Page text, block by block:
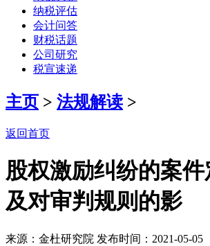
纳税评估
会计问答
财税话题
公司研究
税宣速递
主页 > 法规解读 >
返回首页
股权激励纠纷的案
及对审判规则的影
来源：金杜研究院 发布时间：2021-05-05